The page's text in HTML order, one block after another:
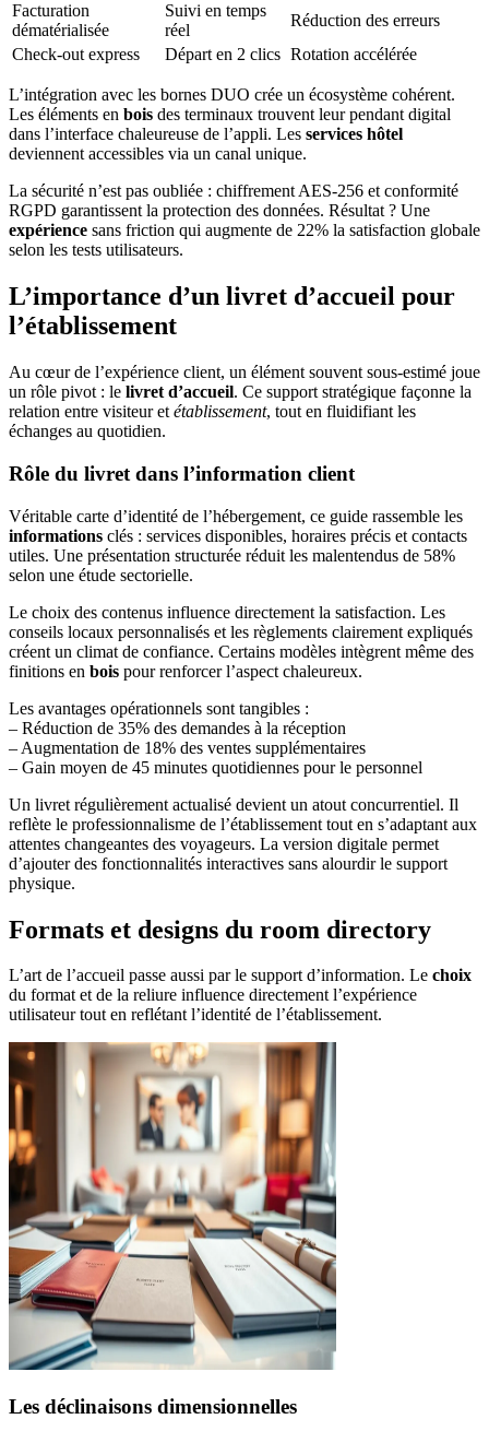
Facturation
dématérialisée
Suivi en temps
réel
Réduction des erreurs
Check-out express
Départ en 2 clics Rotation accélérée
L’intégration avec les bornes DUO crée un écosystème cohérent.
Les éléments en bois des terminaux trouvent leur pendant digital
dans l’interface chaleureuse de l’appli. Les services hôtel
deviennent accessibles via un canal unique.
La sécurité n’est pas oubliée : chiffrement AES-256 et conformité
RGPD garantissent la protection des données. Résultat ? Une
expérience sans friction qui augmente de 22% la satisfaction globale
selon les tests utilisateurs.
L’importance d’un livret d’accueil pour
l’établissement
Au cœur de l’expérience client, un élément souvent sous-estimé joue
un rôle pivot : le livret d’accueil. Ce support stratégique façonne la
relation entre visiteur et établissement, tout en fluidifiant les
échanges au quotidien.
Rôle du livret dans l’information client
Véritable carte d’identité de l’hébergement, ce guide rassemble les
informations clés : services disponibles, horaires précis et contacts
utiles. Une présentation structurée réduit les malentendus de 58%
selon une étude sectorielle.
Le choix des contenus influence directement la satisfaction. Les
conseils locaux personnalisés et les règlements clairement expliqués
créent un climat de confiance. Certains modèles intègrent même des
finitions en bois pour renforcer l’aspect chaleureux.
Les avantages opérationnels sont tangibles :
– Réduction de 35% des demandes à la réception
– Augmentation de 18% des ventes supplémentaires
– Gain moyen de 45 minutes quotidiennes pour le personnel
Un livret régulièrement actualisé devient un atout concurrentiel. Il
reflète le professionnalisme de l’établissement tout en s’adaptant aux
attentes changeantes des voyageurs. La version digitale permet
d’ajouter des fonctionnalités interactives sans alourdir le support
physique.
Formats et designs du room directory
L’art de l’accueil passe aussi par le support d’information. Le choix
du format et de la reliure influence directement l’expérience
utilisateur tout en reflétant l’identité de l’établissement.
Les déclinaisons dimensionnelles